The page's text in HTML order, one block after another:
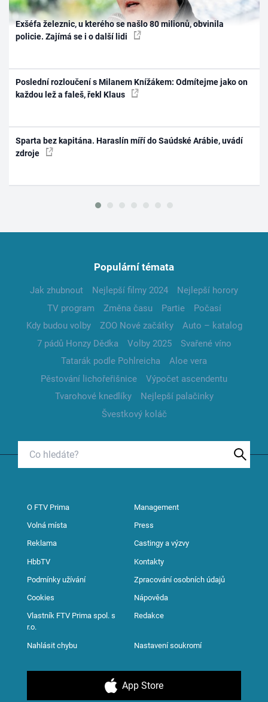
Exšéfa železnic, u kterého se našlo 80 milionů, obvinila
policie. Zajímá se i o další lidi
Poslední rozloučení s Milanem Knížákem: Odmítejme jako on
každou lež a faleš, řekl Klaus
Sparta bez kapitána. Haraslín míří do Saúdské Arábie, uvádí
zdroje
Populární témata
Jak zhubnout Nejlepší filmy 2024
Nejlepší horory
TV program
Změna času Partie
Počasí
Kdy budou volby
ZOO Nové začátky
Auto – katalog
7 pádů Honzy Dědka
Volby 2025
Svařené víno
Tatarák podle Pohlreicha
Aloe vera
Pěstování lichořeřišnice
Výpočet ascendentu
Tvarohové knedlíky
Nejlepší palačinky
Švestkový koláč
O FTV Prima Management
Volná místa Press
Reklama Castingy a výzvy
HbbTV Kontakty
Podmínky užívání Zpracování osobních údajů
Cookies Nápověda
Vlastník FTV Prima spol. s
r.o.
Redakce
Nahlásit chybu Nastavení soukromí
App Store